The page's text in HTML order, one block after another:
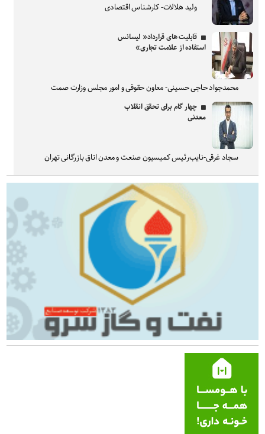
ولید هلالات- کارشناس اقتصادی
قابلیت های قرارداد« لیسانس
استفاده از علامت تجاری»
محمدجواد حاجی حسینی- معاون حقوقی و امور مجلس وزارت صمت
چهار گام برای تحقق انقلاب
معدنی
سجاد غرقی-نایب‌رئیس کمیسیون صنعت و معدن اتاق بازرگانی تهران